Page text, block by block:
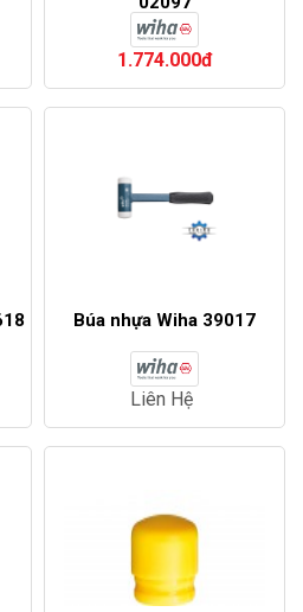
1.774.000đ
Búa nhựa Wiha 39017
Liên Hệ